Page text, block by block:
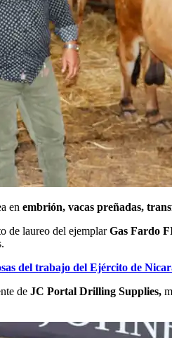
en embrión, vacas preñadas,
de laureo del ejemplarGas Fardo
del trabajo del Ejército de
de JC Portal Drilling Supplies,